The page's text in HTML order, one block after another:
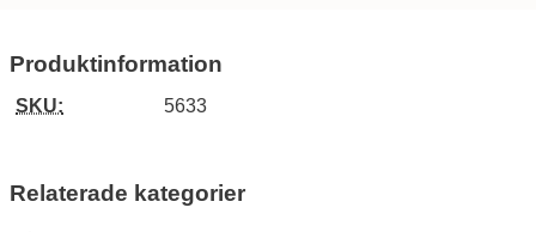
Produktinformation
SKU: 5633
Relaterade kategorier